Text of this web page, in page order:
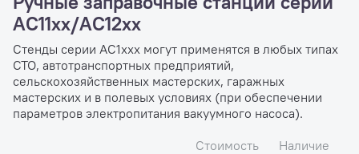
AC11xx/AC12xx
Стенды серии AC1xxx могут применятся в любых типах
СТО, автотранспортных предприятий,
сельскохозяйственных мастерских, гаражных
мастерских и в полевых условиях (при обеспечении
параметров электропитания вакуумного насоса).
Стоимость
Наличие